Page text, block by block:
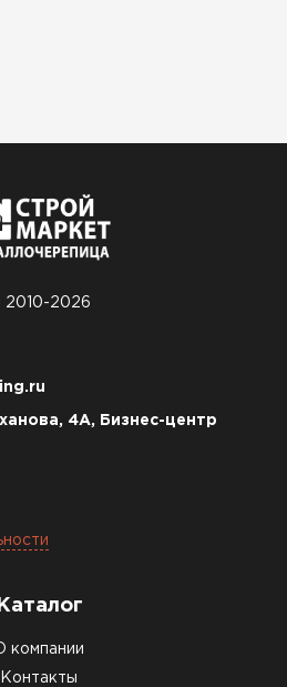
2010-2026
4А, Бизнес-центр
Каталог
компании
Контакты